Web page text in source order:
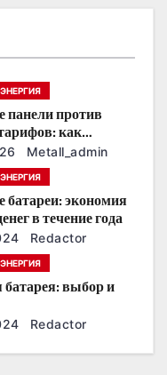
панели против
как
в
годы
Metall_admin
экономия
в течение года
Redactor
выбор и
Redactor